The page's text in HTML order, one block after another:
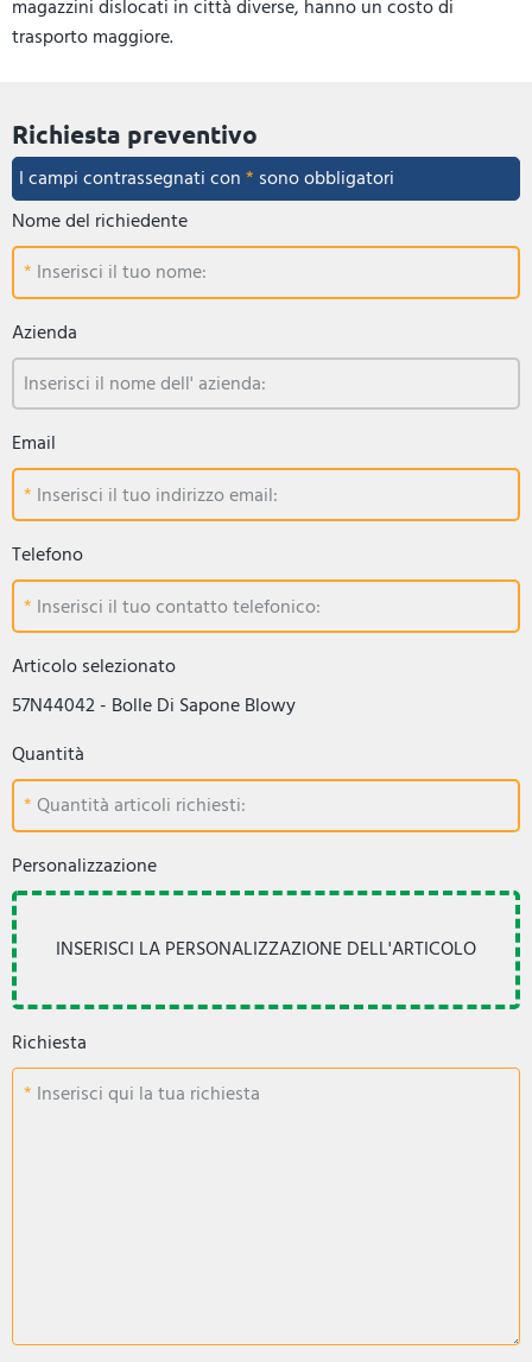
magazzini dislocati in città diverse, hanno un costo di
trasporto maggiore.
Richiesta preventivo
I campi contrassegnati con* sono obbligatori
Nome del richiedente
Inserisci il tuo nome:
Azienda
Inserisci il nome dell' azienda:
Email
Inserisci il tuo indirizzo email:
Telefono
Inserisci il tuo contatto telefonico:
Articolo selezionato
57N44042 - Bolle Di Sapone Blowy
Quantità
Quantità articoli richiesti:
Personalizzazione
Richiesta
Inserisci qui la tua richiesta